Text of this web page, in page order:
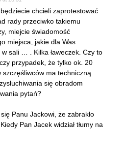
chcieli zaprotestować
rady przeciwko takiemu
miejcie świadomość
miejsca, jakie dla Was
w sali … . Kilka ławeczek. Czy to
przypadek, że tylko ok. 20
szczęśliwców ma techniczną
się obradom
pytań?
Panu Jackowi, że zabrakło
Pan Jacek widział tłumy na